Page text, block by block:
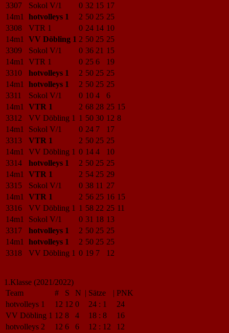
3307
Sokol V/1 0 32 15 17
14m1
hotvolleys 1 2 50 25 25
3308
VTR 1 0 24 14 10
14m1
VV Döbling 1 2 50 25 25
3309
Sokol V/1 0 36 21 15
14m1
VTR 1 0 25 6
19
3310
hotvolleys 1 2 50 25 25
14m1
hotvolleys 1 2 50 25 25
3311
Sokol V/1 0 10 4
6
14m1
VTR 1 2 68 28 25 15
3312
VV Döbling 1 1 50 30 12 8
14m1
Sokol V/1 0 24 7
17
3313
VTR 1 2 50 25 25
14m1
VV Döbling 1 0 14 4
10
3314
hotvolleys 1 2 50 25 25
14m1
VTR 1 2 54 25 29
3315
Sokol V/1 0 38 11 27
14m1
VTR 1 2 56 25 16 15
3316
VV Döbling 1 1 58 22 25 11
14m1
Sokol V/1 0 31 18 13
3317
hotvolleys 1 2 50 25 25
14m1
hotvolleys 1 2 50 25 25
3318
VV Döbling 1 0 19 7 12
1.Klasse (2021/2022)
Team
# S N | Sätze | PNK
hotvolleys 1
12 12 0 24 : 1
24
VV Döbling 1 12 8 4 18 : 8
16
hotvolleys 2
12 6 6 12 : 12
12